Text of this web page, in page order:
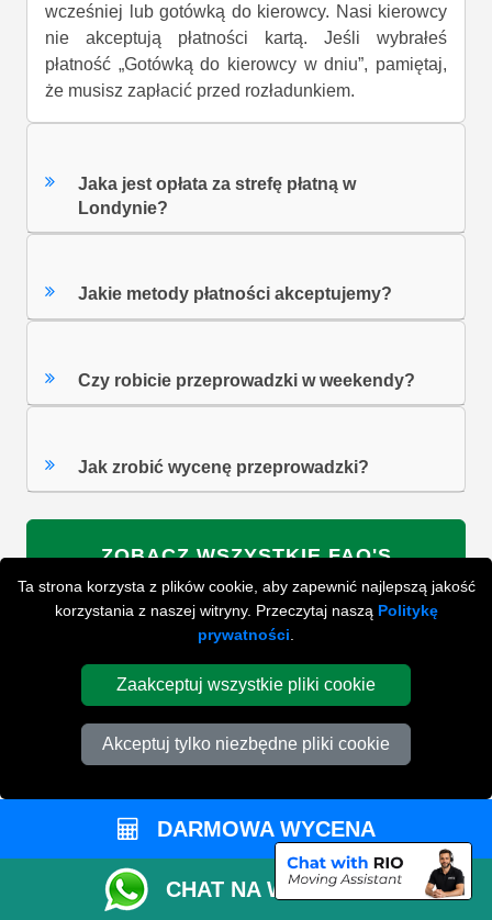
Ta strona korzysta z plików cookie, aby zapewnić najlepszą jakość
korzystania z naszej witryny. Przeczytaj naszą Politykę
prywatności
Zaakceptuj wszystkie pliki cookie
Akceptuj tylko niezbędne pliki cookie
wcześniej lub gotówką do kierowcy. Nasi kierowcy
nie akceptują płatności kartą. Jeśli wybrałeś
płatność „Gotówką do kierowcy w dniu”, pamiętaj,
że musisz zapłacić przed rozładunkiem.
Jaka jest opłata za strefę płatną w
Londynie?
Jakie metody płatności akceptujemy?
Czy robicie przeprowadzki w weekendy?
Jak zrobić wycenę przeprowadzki?
ZOBACZ WSZYSTKIE FAQ'S
PYTANIACH
ZACZNIJ WPISYWAĆ SWOJE PYTANIE I WYBIERZ Z
DARMOWA WYCENA
CHAT NA WHATSAPP